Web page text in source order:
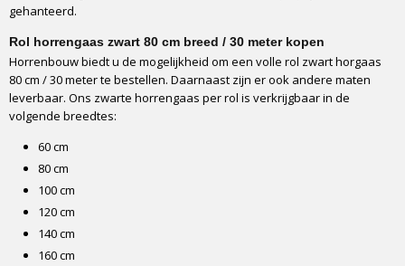
Zelfdovend klasse 2
Verpakking
Kartonpapier
Vervoerder
GLS
1-3 werkdagen
gehanteerd.
Rol horrengaas zwart 80 cm breed / 30 meter kopen
Horrenbouw biedt u de mogelijkheid om een volle rol zwart horgaas
80 cm / 30 meter te bestellen. Daarnaast zijn er ook andere maten
leverbaar. Ons zwarte horrengaas per rol is verkrijgbaar in de
volgende breedtes:
60 cm
80 cm
100 cm
120 cm
140 cm
160 cm